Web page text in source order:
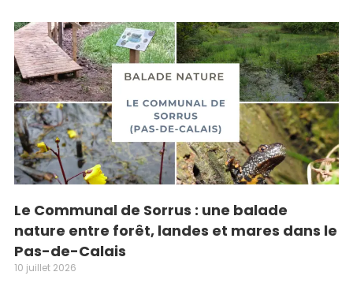
Le Communal de Sorrus : une balade
nature entre forêt, landes et mares dans le
Pas-de-Calais
10 juillet 2026